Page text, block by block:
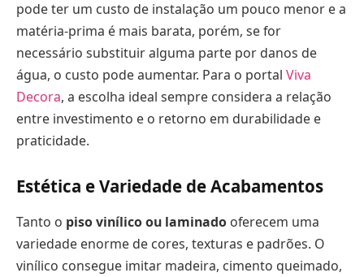
pode ter um custo de instalação um pouco menor e a
matéria-prima é mais barata, porém, se for
necessário substituir alguma parte por danos de
água, o custo pode aumentar. Para o portal Viva
Decora, a escolha ideal sempre considera a relação
entre investimento e o retorno em durabilidade e
praticidade.
Estética e Variedade de Acabamentos
Tanto o piso vinílico ou laminado oferecem uma
variedade enorme de cores, texturas e padrões. O
vinílico consegue imitar madeira, cimento queimado,